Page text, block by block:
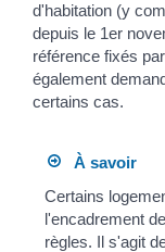
d'habitation (y
depuis le 1er
référence fixés
également
certains cas.
À savoir
Certains
l'encadrement
règles. Il s'agit